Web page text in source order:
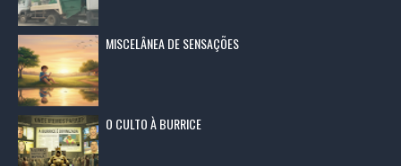
MISCELÂNEA DE SENSAÇÕES
O CULTO À BURRICE